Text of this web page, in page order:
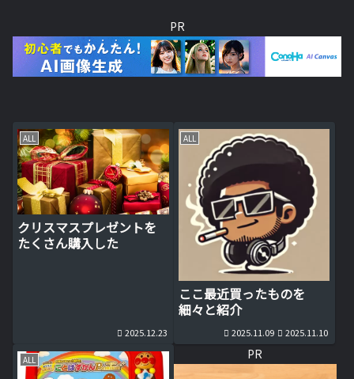
PR
ALL
クリスマスプレゼントを
たくさん購入した
2025.12.23
ALL
ここ最近買ったものを
細々と紹介
2025.11.09 2025.11.10
ALL PR